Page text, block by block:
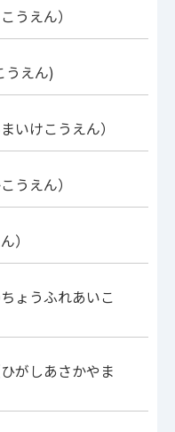
うえん）
うえん)
いけこうえん）
うえん）
）
ょうふれあいこ
がしあさかやま